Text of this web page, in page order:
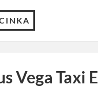
Vega Taxi E